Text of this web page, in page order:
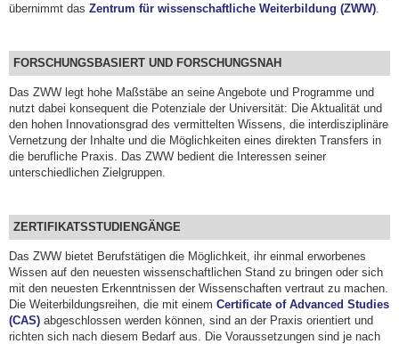
übernimmt das Zentrum für wissenschaftliche Weiterbildung (ZWW)
FORSCHUNGSBASIERT UND FORSCHUNGSNAH
Das ZWW legt hohe Maßstäbe an seine Angebote und Programme und
nutzt dabei konsequent die Potenziale der Universität: Die Aktualität und
den hohen Innovationsgrad des vermittelten Wissens, die interdisziplinäre
Vernetzung der Inhalte und die Möglichkeiten eines direkten Transfers in
die berufliche Praxis. Das ZWW bedient die Interessen seiner
unterschiedlichen Zielgruppen.
ZERTIFIKATSSTUDIENGÄNGE
Das ZWW bietet Berufstätigen die Möglichkeit, ihr einmal erworbenes
Wissen auf den neuesten wissenschaftlichen Stand zu bringen oder sich
mit den neuesten Erkenntnissen der Wissenschaften vertraut zu machen.
Die Weiterbildungsreihen, die mit einem Certificate of Advanced Studies
(CAS) abgeschlossen werden können, sind an der Praxis orientiert und
richten sich nach diesem Bedarf aus. Die Voraussetzungen sind je nach